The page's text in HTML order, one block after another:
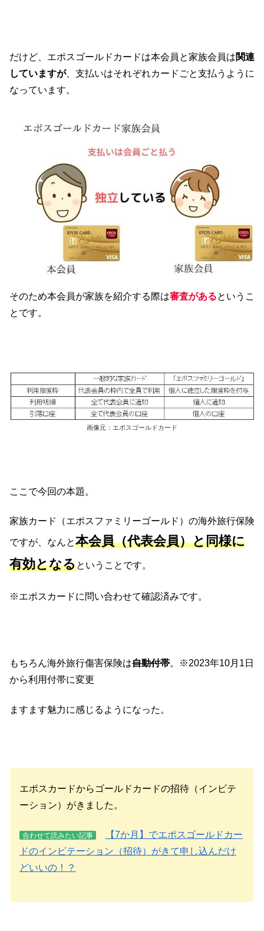
だけど、エポスゴールドカードは本会員と家族会員は関連
していますが、支払いはそれぞれカードごと支払うように
なっています。
そのため本会員が家族を紹介する際は審査があるというこ
とです。
画像元：エポスゴールドカード
ここで今回の本題。
家族カード（エポスファミリーゴールド）の海外旅行保険
ですが、なんと本会員（代表会員）と同様に
有効となるということです。
※エポスカードに問い合わせて確認済みです。
もちろん海外旅行傷害保険は自動付帯。※2023年10月1日
から利用付帯に変更
ますます魅力に感じるようになった。
エポスカードからゴールドカードの招待（インビテ
ーション）がきました。
合わせて読みたい記事
【7か月】でエポスゴールドカー
ドのインビテーション（招待）がきて申し込んだけ
どいいの！？